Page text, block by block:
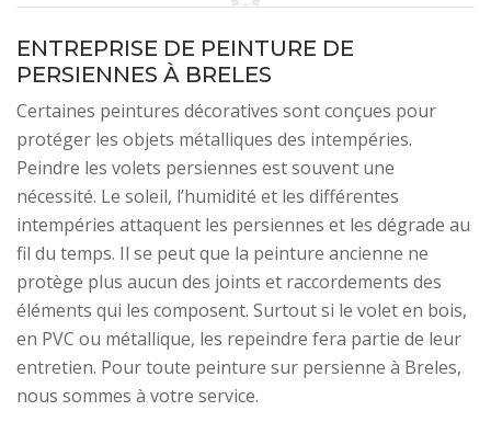
ENTREPRISE DE PEINTURE DE
PERSIENNES À BRELES
Certaines peintures décoratives sont conçues pour
protéger les objets métalliques des intempéries.
Peindre les volets persiennes est souvent une
nécessité. Le soleil, l’humidité et les différentes
intempéries attaquent les persiennes et les dégrade au
fil du temps. Il se peut que la peinture ancienne ne
protège plus aucun des joints et raccordements des
éléments qui les composent. Surtout si le volet en bois,
en PVC ou métallique, les repeindre fera partie de leur
entretien. Pour toute peinture sur persienne à Breles,
nous sommes à votre service.